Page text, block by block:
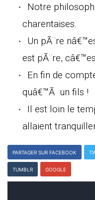
Notre
charentaises.
Un pÃ¨re
est pÃ¨re,
En fin de
quâ€™Ã un fils !
Il est loin le
allaient
PARTAGER SUR FACEBOOK
TUMBLR GOOGLE